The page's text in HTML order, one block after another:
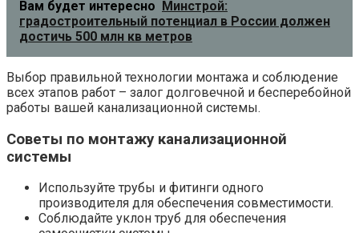
Вам будет интересно Минстрой:
градостроительный потенциал в России должен
достичь 500 млн кв метров
Выбор правильной технологии монтажа и соблюдение
всех этапов работ – залог долговечной и бесперебойной
работы вашей канализационной системы.
Советы по монтажу канализационной
системы
Используйте трубы и фитинги одного
производителя для обеспечения совместимости.
Соблюдайте уклон труб для обеспечения